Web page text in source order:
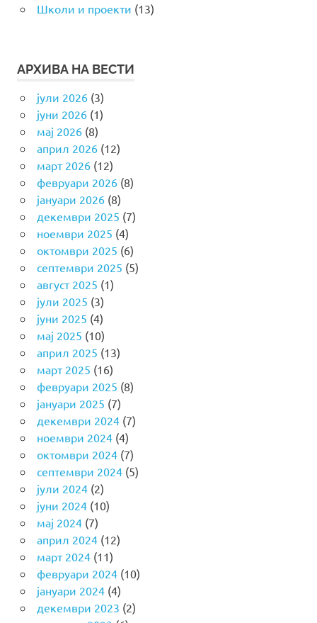
Школи и проекти (13)
АРХИВА НА ВЕСТИ
јули 2026(3)
јуни 2026(1)
мај 2026(8)
април 2026(12)
март 2026(12)
февруари 2026(8)
јануари 2026(8)
декември 2025 (7)
ноември 2025 (4)
октомври 2025 (6)
септември 2025 (5)
август 2025 (1)
јули 2025 (3)
јуни 2025 (4)
мај 2025 (10)
април 2025 (13)
март 2025 (16)
февруари 2025 (8)
јануари 2025 (7)
декември 2024(7)
ноември 2024(4)
октомври 2024(7)
септември 2024(5)
јули 2024(2)
јуни 2024(10)
мај 2024(7)
април 2024(12)
март 2024(11)
февруари 2024(10)
јануари 2024(4)
декември 2023 (2)